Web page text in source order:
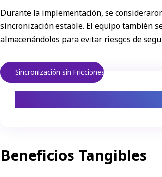
Durante la implementación, se
sincronización estable. El equipo también
almacenándolos para evitar riesgos de
Sincronización sin Fricciones
Beneficios Tangibles